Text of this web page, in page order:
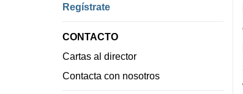
Regístrate
CONTACTO
Cartas al director
Contacta con nosotros